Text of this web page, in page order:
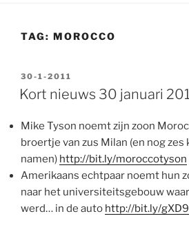
TAG: MOROCCO
GEPLAATST
OP
30-1-2011
Kort nieuws 30 januari
Mike Tyson noemt zijn zoon
broertje van zus Milan (en nog
namen) http://bit.ly/moroccotyson
Amerikaans echtpaar noemt hun
naar het universiteitsgebouw
werd… in de auto http://bit.ly/